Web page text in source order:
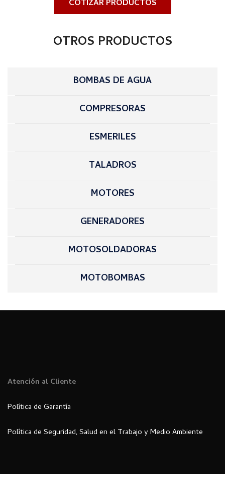
COTIZAR PRODUCTOS
OTROS PRODUCTOS
BOMBAS DE AGUA
COMPRESORAS
ESMERILES
TALADROS
MOTORES
GENERADORES
MOTOSOLDADORAS
MOTOBOMBAS
Atención al Cliente
Política de Garantía
Política de Seguridad, Salud en el Trabajo y Medio Ambiente